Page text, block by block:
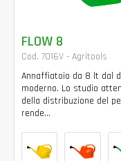
FLOW 8
Cod. 7016V - Agritools
Annaffiatoio da 8 lt dal
moderno. Lo studio
della distribuzione del
rende...